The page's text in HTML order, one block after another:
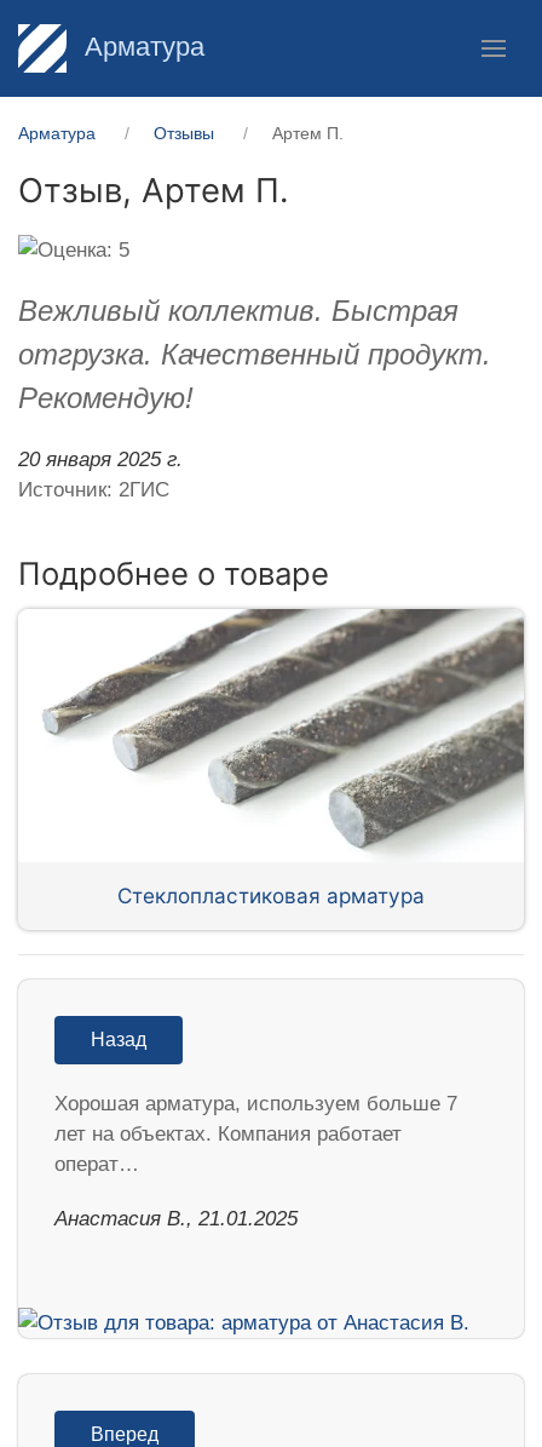
Арматура
Арматура Отзывы Артем П.
Отзыв, Артем П.
Вежливый коллектив. Быстрая
отгрузка. Качественный продукт.
Рекомендую!
20 января 2025 г.
Источник: 2ГИС
Подробнее о товаре
Стеклопластиковая арматура
Назад
Хорошая арматура, используем больше 7
лет на объектах. Компания работает
операт…
Анастасия В., 21.01.2025
Вперед